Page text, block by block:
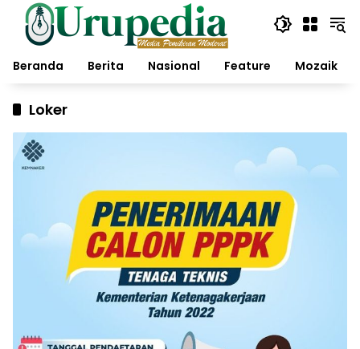
Langsung
konten
Beranda
Berita Nasional Feature Mozaik
Loker